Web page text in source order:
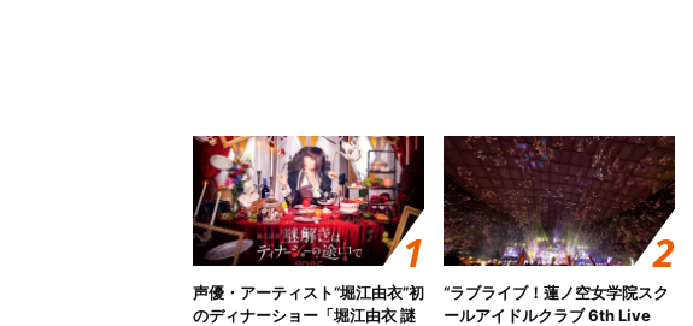
声優・アーティスト“堀江由衣”初
のディナーショー「堀江由衣 謎
“ラブライブ！蓮ノ空女学院スク
ールアイドルクラブ 6th Live